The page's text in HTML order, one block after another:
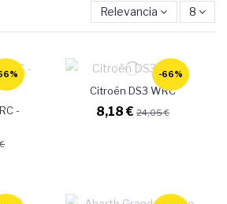
Relevancia 8
-
-66%
Citroën DS3 WRC
8,18 € 24,05 €